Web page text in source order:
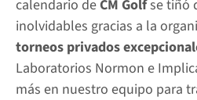
calendario de CM Golf se tiñó
inolvidables gracias a la
torneos privados
Laboratorios Normon e
más en nuestro equipo para